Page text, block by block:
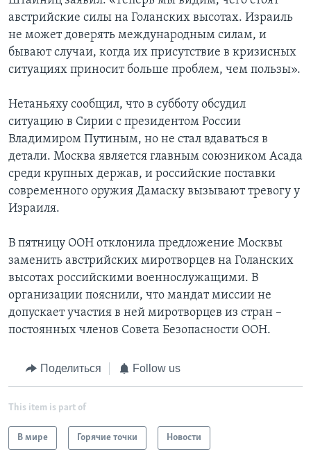
австрийские силы на Голанских высотах. Израиль
не может доверять международным силам, и
бывают случаи, когда их присутствие в кризисных
ситуациях приносит больше проблем, чем пользы».
Нетаньяху сообщил, что в субботу обсудил
ситуацию в Сирии с президентом России
Владимиром Путиным, но не стал вдаваться в
детали. Москва является главным союзником Асада
среди крупных держав, и российские поставки
современного оружия Дамаску вызывают тревогу у
Израиля.
В пятницу ООН отклонила предложение Москвы
заменить австрийских миротворцев на Голанских
высотах российскими военнослужащими. В
организации пояснили, что мандат миссии не
допускает участия в ней миротворцев из стран –
постоянных членов Совета Безопасности ООН.
Поделиться Follow us
This item is part of
В мире Горячие точки Новости